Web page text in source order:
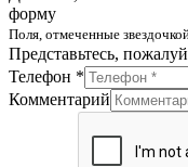
форму
Поля, отмеченные
Представьтесь,
Телефон *
Комментарий